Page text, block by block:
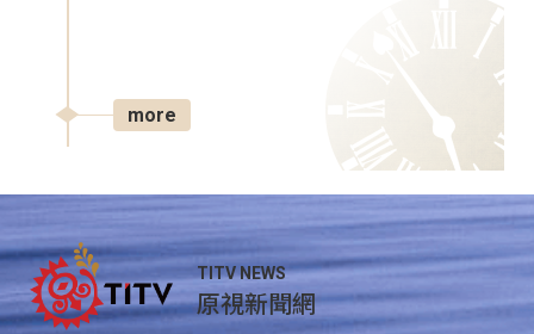
more
TITV NEWS
原視新聞網